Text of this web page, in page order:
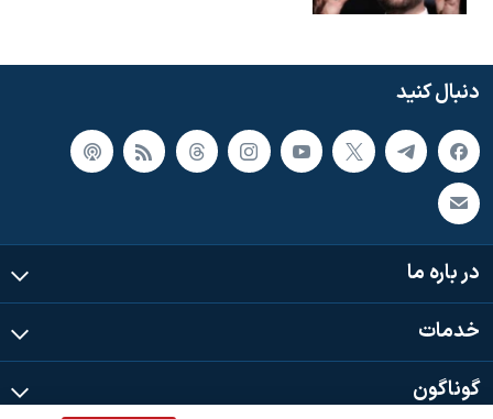
دنبال کنید
در باره ما
خدمات
گوناگون